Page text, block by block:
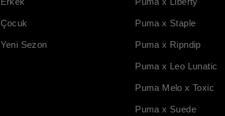
Çocuk
Yeni Sezon
Puma x Staple
Puma x Ripndip
Puma x Leo Lunatic
Puma Melo x Toxic
Puma x Suede